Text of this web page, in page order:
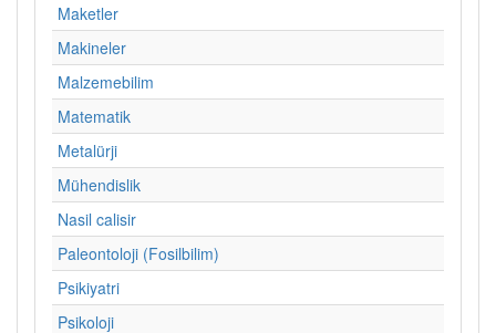
Maketler
Makineler
Malzemebilim
Matematik
Metalürji
Mühendislik
Nasil calisir
Paleontoloji (Fosilbilim)
Psikiyatri
Psikoloji